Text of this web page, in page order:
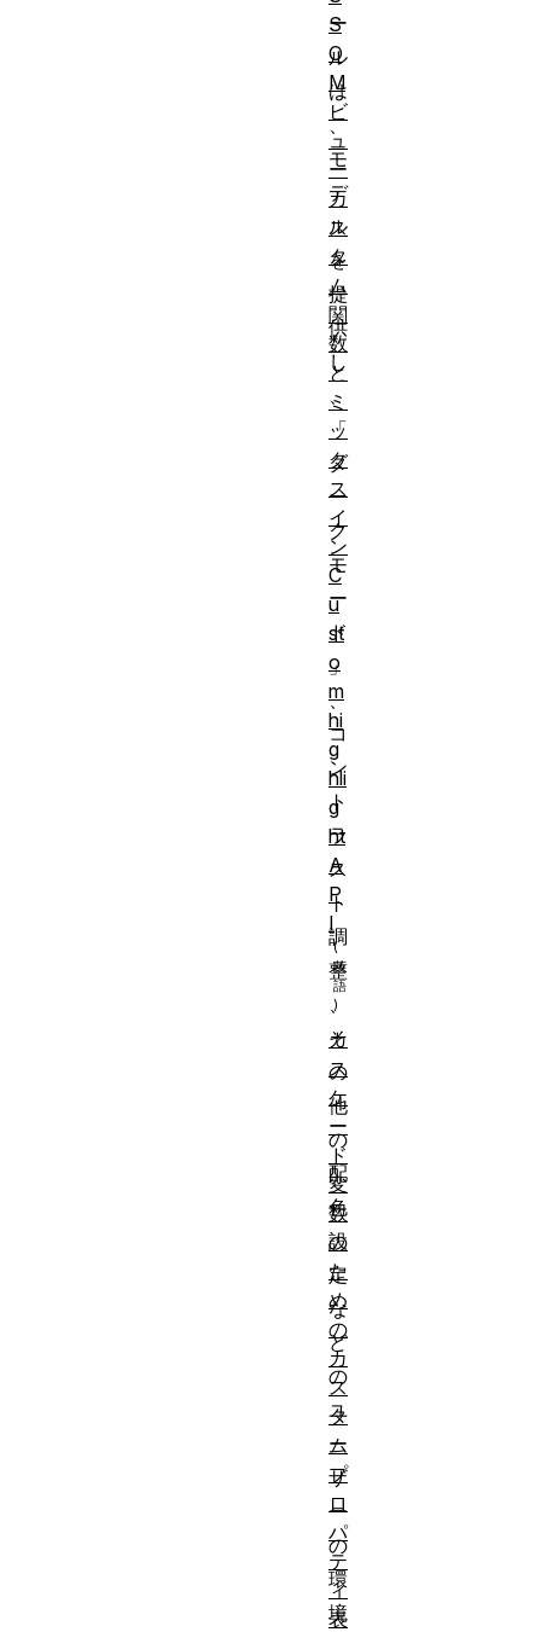
ー
ル
は
、
モ
デ
ル
を
提
供
し
、
「
ダ
ー
ク
モ
ー
ド
」
、
コ
ン
ト
ラ
ス
ト
調
整
、
そ
の
他
の
配
色
設
定
な
ど
の
ユ
ー
ザ
ー
の
環
境
S
O
M
ビ
ュ
ー
カ
ス
タ
ム
関
数
と
ミ
ッ
ク
ス
イ
ン
C
u
st
o
m
hi
g
hli
g
ht
A
P
I
カ
ス
ケ
ー
ド
変
数
の
た
め
の
カ
ス
タ
ム
プ
ロ
パ
テ
ィ
表